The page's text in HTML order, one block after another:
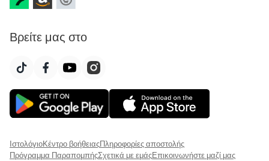
Βρείτε μας στο
ΙστολόγιοΚέντρο βοήθειαςΠληροφορίες αποστολής
Πρόγραμμα ΠαραπομπήςΣχετικά με εμάςΕπικοινωνήστε μαζί μας